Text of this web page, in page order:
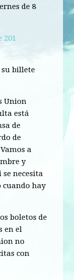
de 8
201
su billete
Union
está
de
de
a
y
necesita
hay
boletos de
en el
no
con